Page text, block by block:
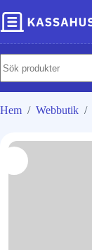
Hem / Webbutik /